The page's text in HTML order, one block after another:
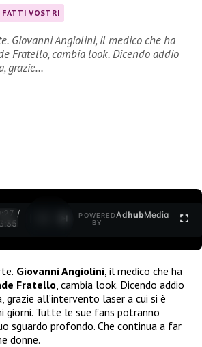
FATTI VOSTRI
Giovanni Angiolini, il medico che ha
Fratello, cambia look. Dicendo addio
grazie…
/
3:35
POWERED
BY
AdhubMedia
Giovanni Angiolini , il medico che ha
Fratello , cambia look. Dicendo addio
grazie all’intervento laser a cui si è
giorni. Tutte le sue fans potranno
sguardo profondo. Che continua a far
donne.